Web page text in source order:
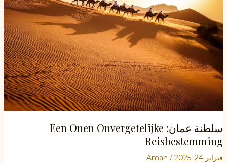
زيارتها
سلطنة عمان: Een Onen Onvergetelijke
Reisbestemming
فبراير 24, 2025 /
Aman